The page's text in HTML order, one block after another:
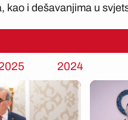
kao i dešavanjima u
2024
PagePagePagePage Page